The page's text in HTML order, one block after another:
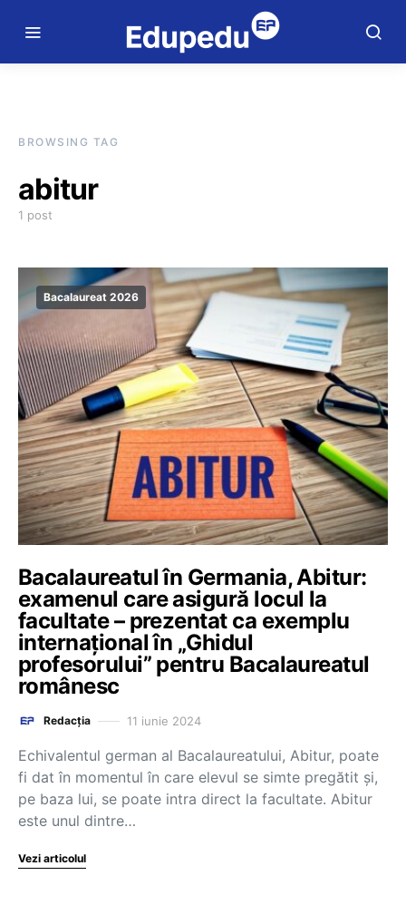
BROWSING TAG
abitur
1 post
Bacalaureat 2026
Bacalaureatul în Germania, Abitur:
examenul care asigură locul la
facultate – prezentat ca exemplu
internațional în „Ghidul
profesorului” pentru Bacalaureatul
românesc
Redacția 11 iunie 2024
Echivalentul german al Bacalaureatului, Abitur, poate
fi dat în momentul în care elevul se simte pregătit și,
pe baza lui, se poate intra direct la facultate. Abitur
este unul dintre…
Vezi articolul